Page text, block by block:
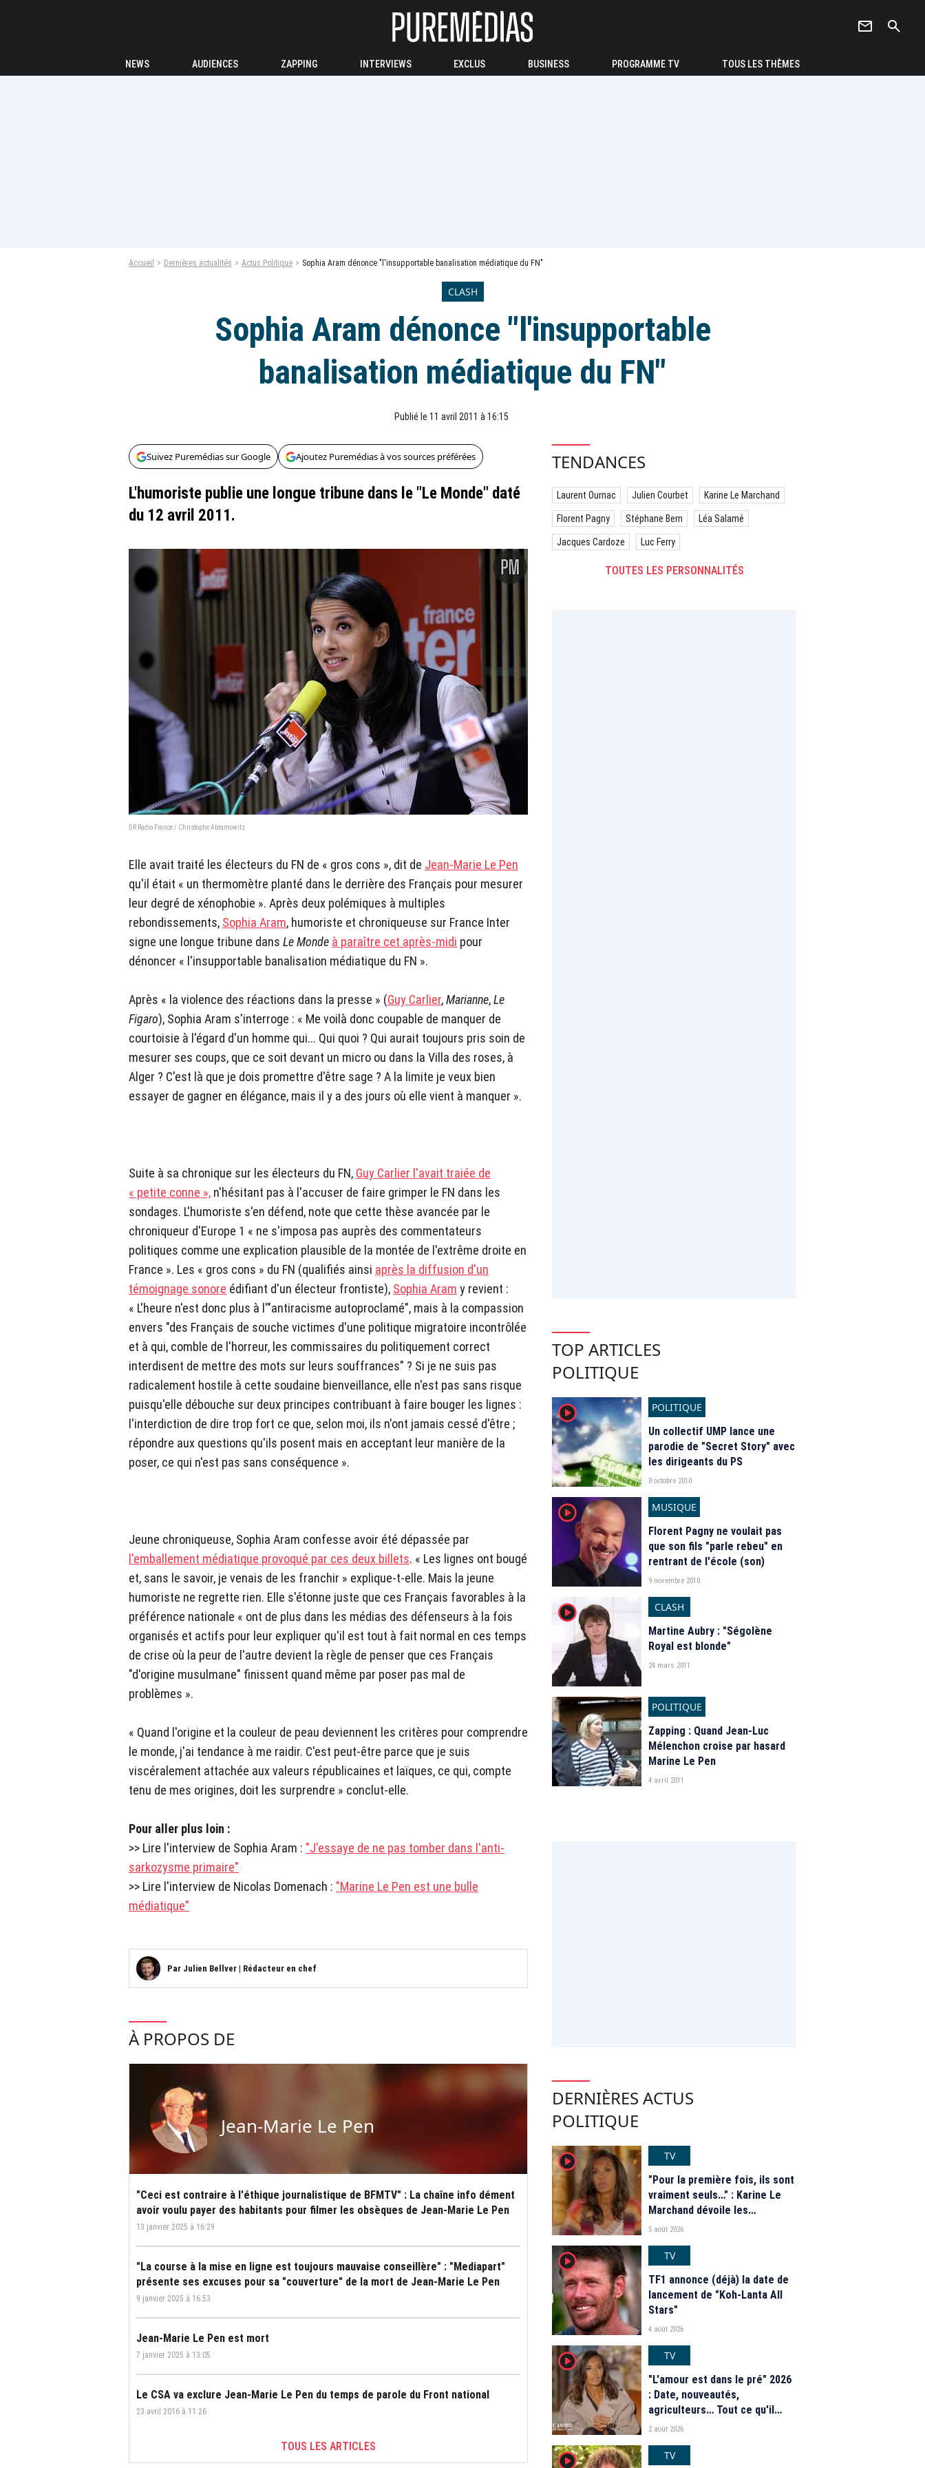
newsletter search
NEWS AUDIENCES ZAPPING INTERVIEWS EXCLUS BUSINESS PROGRAMME TV TOUS LES THÈMES
Accueil Dernières actualités Actus Politique Sophia Aram dénonce "l'insupportable banalisation médiatique du FN"
CLASH
Sophia Aram dénonce "l'insupportable
banalisation médiatique du FN"
Publié le 11 avril 2011 à 16:15
Suivez Puremédias sur Google Ajoutez Puremédias à vos sources préférées
L'humoriste publie une longue tribune dans le "Le Monde" daté
du 12 avril 2011.
DR Radio France / Christophe Abramowitz
Elle avait traité les électeurs du FN de « gros cons », dit de Jean-Marie Le Pen
qu'il était « un thermomètre planté dans le derrière des Français pour mesurer
leur degré de xénophobie ». Après deux polémiques à multiples
rebondissements, Sophia Aram, humoriste et chroniqueuse sur France Inter
signe une longue tribune dans Le Monde à paraître cet après-midi pour
dénoncer « l'insupportable banalisation médiatique du FN ».
Après « la violence des réactions dans la presse » (Guy Carlier,Marianne,Le
Figaro), Sophia Aram s'interroge : « Me voilà donc coupable de manquer de
courtoisie à l'égard d'un homme qui... Qui quoi ? Qui aurait toujours pris soin de
mesurer ses coups, que ce soit devant un micro ou dans la Villa des roses, à
Alger ? C'est là que je dois promettre d'être sage ? A la limite je veux bien
essayer de gagner en élégance, mais il y a des jours où elle vient à manquer ».
Suite à sa chronique sur les électeurs du FN, Guy Carlier l'avait traiée de
« petite conne », n'hésitant pas à l'accuser de faire grimper le FN dans les
sondages. L'humoriste s'en défend, note que cette thèse avancée par le
chroniqueur d'Europe 1 « ne s'imposa pas auprès des commentateurs
politiques comme une explication plausible de la montée de l'extrême droite en
France ». Les « gros cons » du FN (qualifiés ainsi après la diffusion d'un
témoignage sonore édifiant d'un électeur frontiste), Sophia Aram y revient :
« L'heure n'est donc plus à l'"antiracisme autoproclamé", mais à la compassion
envers "des Français de souche victimes d'une politique migratoire incontrôlée
et à qui, comble de l'horreur, les commissaires du politiquement correct
interdisent de mettre des mots sur leurs souffrances" ? Si je ne suis pas
radicalement hostile à cette soudaine bienveillance, elle n'est pas sans risque
puisqu'elle débouche sur deux principes contribuant à faire bouger les lignes :
l'interdiction de dire trop fort ce que, selon moi, ils n'ont jamais cessé d'être ;
répondre aux questions qu'ils posent mais en acceptant leur manière de la
poser, ce qui n'est pas sans conséquence ».
Jeune chroniqueuse, Sophia Aram confesse avoir été dépassée par
l'emballement médiatique provoqué par ces deux billets. « Les lignes ont bougé
et, sans le savoir, je venais de les franchir » explique-t-elle. Mais la jeune
humoriste ne regrette rien. Elle s'étonne juste que ces Français favorables à la
préférence nationale « ont de plus dans les médias des défenseurs à la fois
organisés et actifs pour leur expliquer qu'il est tout à fait normal en ces temps
de crise où la peur de l'autre devient la règle de penser que ces Français
"d'origine musulmane" finissent quand même par poser pas mal de
problèmes ».
« Quand l'origine et la couleur de peau deviennent les critères pour comprendre
le monde, j'ai tendance à me raidir. C'est peut-être parce que je suis
viscéralement attachée aux valeurs républicaines et laïques, ce qui, compte
tenu de mes origines, doit les surprendre » conclut-elle.
Pour aller plus loin :
>> Lire l'interview de Sophia Aram : "J'essaye de ne pas tomber dans l'anti-
sarkozysme primaire"
>> Lire l'interview de Nicolas Domenach : "Marine Le Pen est une bulle
médiatique"
Par Julien Bellver | Rédacteur en chef
À PROPOS DE
Jean-Marie Le Pen
"Ceci est contraire à l'éthique journalistique de BFMTV" : La chaîne info dément
avoir voulu payer des habitants pour filmer les obsèques de Jean-Marie Le Pen
13 janvier 2025 à 16:29
"La course à la mise en ligne est toujours mauvaise conseillère" : "Mediapart"
présente ses excuses pour sa "couverture" de la mort de Jean-Marie Le Pen
9 janvier 2025 à 16:53
Jean-Marie Le Pen est mort
7 janvier 2025 à 13:05
Le CSA va exclure Jean-Marie Le Pen du temps de parole du Front national
23 avril 2016 à 11:26
TOUS LES ARTICLES
TENDANCES
Laurent Ournac Julien Courbet Karine Le Marchand
Florent Pagny Stéphane Bern Léa Salamé
Jacques Cardoze Luc Ferry
TOUTES LES PERSONNALITÉS
TOP ARTICLES
POLITIQUE
player2
POLITIQUE
Un collectif UMP lance une
parodie de "Secret Story" avec
les dirigeants du PS
8 octobre 2010
player2
MUSIQUE
Florent Pagny ne voulait pas
que son fils "parle rebeu" en
rentrant de l'école (son)
9 novembre 2010
player2
CLASH
Martine Aubry : "Ségolène
Royal est blonde"
24 mars 2011
POLITIQUE
Zapping : Quand Jean-Luc
Mélenchon croise par hasard
Marine Le Pen
4 avril 2011
DERNIÈRES ACTUS
POLITIQUE
player2
TV
"Pour la première fois, ils sont
vraiment seuls…" : Karine Le
Marchand dévoile les
nouveautés des speed dating
2026
5 août 2026
player2
TV
TF1 annonce (déjà) la date de
lancement de "Koh-Lanta All
Stars"
4 août 2026
player2
TV
"L'amour est dans le pré" 2026
: Date, nouveautés,
agriculteurs… Tout ce qu'il
faut savoir sur la saison 21 du
2 août 2026
player2 TV